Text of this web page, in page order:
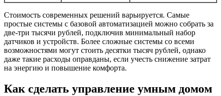
Стоимость современных решений варьируется. Самые
простые системы с базовой автоматизацией можно собрать за
две-три тысячи рублей, подключив минимальный набор
датчиков и устройств. Более сложные системы со всеми
возможностями могут стоить десятки тысяч рублей, однако
даже такие расходы оправданы, если учесть снижение затрат
на энергию и повышение комфорта.
Как сделать управление умным домом